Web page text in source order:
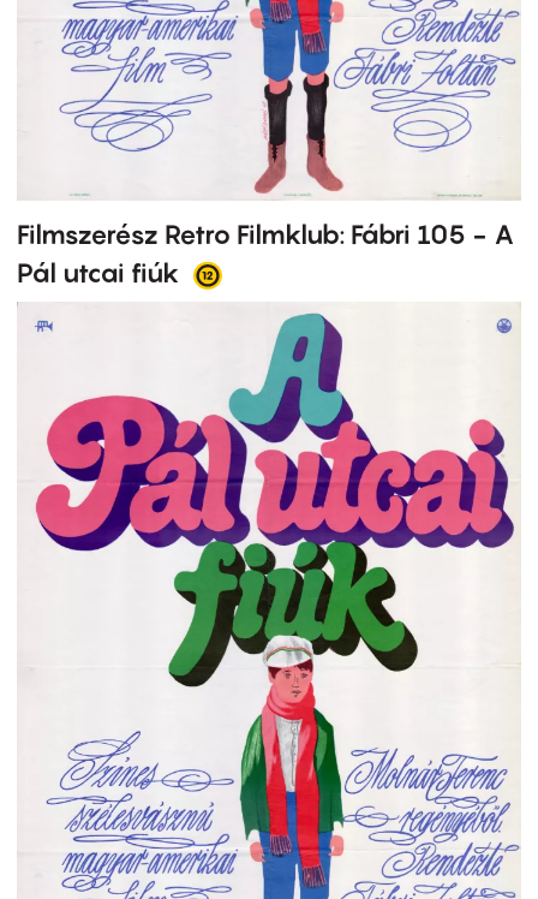
Filmszerész Retro Filmklub: Fábri 105 - A
Pál utcai fiúk